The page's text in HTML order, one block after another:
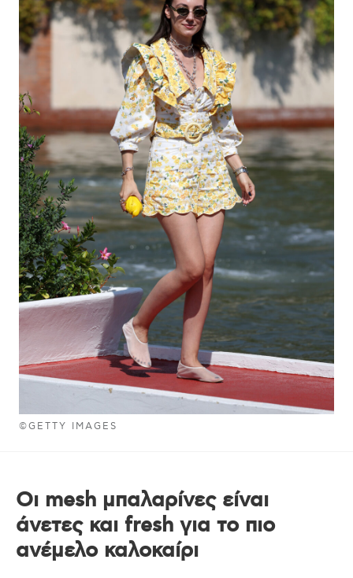
©GETTY IMAGES
Οι mesh μπαλαρίνες είναι
άνετες και fresh για το πιο
ανέμελο καλοκαίρι